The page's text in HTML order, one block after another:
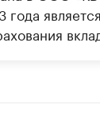
года